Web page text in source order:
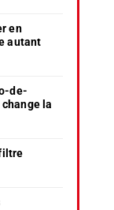
en
autant
de-
la